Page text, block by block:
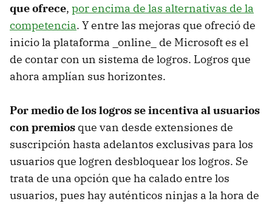
que ofrece, por encima de las alternativas de la
competencia. Y entre las mejoras que ofreció de
inicio la plataforma _online_ de Microsoft es el
de contar con un sistema de logros. Logros que
ahora amplían sus horizontes.
Por medio de los logros se incentiva al usuarios
con premios que van desde extensiones de
suscripción hasta adelantos exclusivas para los
usuarios que logren desbloquear los logros. Se
trata de una opción que ha calado entre los
usuarios, pues hay auténticos ninjas a la hora de